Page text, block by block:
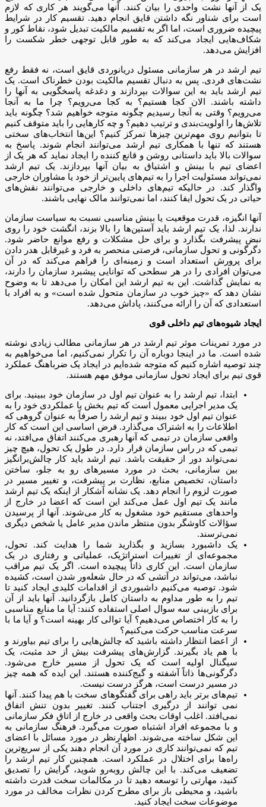
یک از آنها نشت واحدی را بیان کنند. آنها می‌گویند هر کاری که لازم
است برای شناور نگه داشتن قایق انجام دهید. تقسیم کار در شرایط
پیچیده ضروری است، اما اگر به تقسیم مالکیت تبدیل شود، نقاط کور و
شکاف‌هایی ایجاد می‌کند که به طور قابل توجهی خطر شکست را
افزایش می‌دهد.
تیم ارشد در هر سازمانی مسئول دریانوردی قایق است، نه فقط رفع
نشت‌های فردی. پس به دنبال تقسیم مالکیت بودن خطرناک است. یک
تیم ارشد باید به این سوالات بپردازند و دغدغه پاسخگویی به آنها را
داشته باشند. الان کجا هستیم؟ به کجا می‌رویم؟ چرا ما به آنجا
می‌رویم؟ وقتی به آنجا رسیدیم چگونه متوجه خواهیم شد؟ چگونه باید
تلاش‌ها را اولویت‌بندی و ترتیب دهیم؟ و چه کارهایی را باید متوقف کنیم
تا بتوانیم روی مهم‌ترین چیزها تمرکز کنیم؟ این‌ها انتخاب‌های سختی
هستند که تنها با همکاری تیم ارشد می‌توانند انجام شوند. پاسخ به
سوالات بالا باید داستانی روشن و قانع کننده را ایجاد نماید که هر یک از
اعضای تیم با بینش و اشتیاق به بیان آنها بپردازند. یک تیم ارشد
نمی‌تواند مسئولیت اجرا را به تیم‌های پایین‌تر از خود یا مشاوران خارجی
واگذار کند. در حالیکه تیم‌های داخلی و خارجی می‌توانند نقش‌های
حیاتی در یک تحول ایفا کنند، اما نمی‌توانند مالک نهایی باشند.
آنها انگیزه، قدرت موقعیت یا بینش مناسبی نسبت به سیاست سازمان
ندارند. لذا، یک تیم ارشد باید آستین‌ها را بالا بزند، انگشت خود را روی
نبض پیشرفت بگذارد و برای حل مشکلات و رفع موانع حاضر شود.
دگرگونی و تحول سازمانی، فرصتی منحصر به فرد و غیرقابل هدر دادن
برای پرورش استعداد است و زمینه‌ای را فراهم می‌کند که در آن
می‌توان افرادی را در هر سطحی که توانایی پیشبرد سازمان را دارند،
به نمایش گذاشت. این به تیم ارشد این امکان را می‌دهد تا به وضوح
نشان دهد که «چیز خوب در سازمان متحول شده است» و به افراد با
استعدادی که آن را ارائه می‌کنند، پاداش می‌دهد.
ایجاد شیوه‌های تیم داخلی قوی
در مورد تمرینات موثر تیم ارشد در هر سازمانی مطالب زیادی نوشته
شده است. ما در اینجا دوباره آن را تکرار نمی‌کنیم، اما می‌خواهیم به
چند توصیه اشاره کنیم که متوجه شده‌ایم در ایجاد یک ضرباهنگ عملکرد
قوی تیم برای ایجاد تحول سازمانی موفق مهم هستند.
ابتدا، تیم ارشد را به عنوان تیم اول در سازمان خود ببینید. برای
یک مدیر اجرایی معمول است که تیم بخش یا عملکردی خود را به
عنوان تیم اول خود ببیند و تیم ارشد را صرفاً به عنوان گروهی که
اطلاعات را به اشتراک می‌گذارد. فرض اساسی این است که کار
واقعی سازمان در تیمی که آنها رهبری می‌کنند اتفاق می‌افتد، نه
تیمی که در راس سازمان قرار دارد. در طول یک تحول، هیچ چیز
نمی‌تواند دور از حقیقت باشد. تیم ارشد باید کار چالش‌برانگیز
بین سازمانی، بحث در مورد مسیرهای رو به جلو، ساختن
داستان، تخصیص منابع، نظارت بر پیشرفت، و تغییر مسیر در
صورت لزوم را انجام دهد. یک نشانه آشکار از اینکه یک تیم ارشد
مانند یک تیم اول عمل می‌کند این است که اعضا در خارج از
واحدهای مستقیم خود مشغول به کار می‌شوند. آنها از پرسیدن
سؤالات کاوشگر بدون منتظر ماندن مدیر عامل یا شخص دیگری
نمی‌ترسند.
یک داشبورد بسازید و بگذارید شما را هدایت کند. تحول،
مجموعه‌ای از تغییرات استراتژیک، عملیاتی و رفتاری در یک
سازمان است. این کاری ذاتاً پیچیده است. اگر یک تیم مراقب
نباشد، می‌تواند در آتشی که در حال شعله‌ور شدن است، کشیده
شود. توصیه می‌کنیم داشبوردی از اقدامات کلیدی ایجاد کنید تا
تیم را به طور مداوم به داستان کامل بازگردانید. آنها باید از آن
برای بازبینی سه سوال اصلی استفاده کنند: آیا ما منابع مناسبی
را به کار اختصاص می‌دهیم؟ آیا توالی کار بهینه است؟ و آیا ما با
سرعت مناسب حرکت می‌کنیم؟
از اعضا انتظار داشته باشید که چالش‌هایی را برای تیم بیاورند و
با هم یاد بگیرند. گزارش‌های پیشرفت بیش از حد مثبت، یک
سیگنال اولیه است که یک تحول از مسیر خارج می‌شود.
دگرگونی‌ها ذاتاً آشفته و گیج‌کننده هستند. این ایده که همه چیز
در مسیر درست است، هرگز درست نیست.
تیم‌های برتر باید راهی برای گفتگوهای سخت با هم پیدا کنند. آنها
نمی توانند از درگیری اجتناب کنند. تغییر بدون تنش اتفاق
نمی‌افتد. اغلب اوقات بحث واقعی در خارج از اتاق فکر سازمانی
و با مجموعه افراد اشتباه صورت می‌گیرد. فرهنگ‌ سازمانی به
این شکل ساخته می‌شوند. اظهارنظر در مورد مسائل با اعضای
تیم که نمی‌توانند کاری در مورد آن انجام دهند یکی از سریع‌ترین
راه‌ها برای اختلال در عملکرد است. همچنین کار تیم ارشد را
تضعیف می‌کند. با این چالش روبه‌رو شوید، گرایش را تصدیق
کنید، مهارتی را توسعه دهید تا در مکالمات سخت قدرت داشته
باشید، و محیطی باز برای مطرح کردن نظرات مخالف در مورد
موضوعات سخت ایجاد کنید.